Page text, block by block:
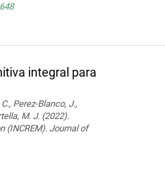
integral para
Perez-Blanco, J.,
M. J. (2022).
(INCREM). Journal of